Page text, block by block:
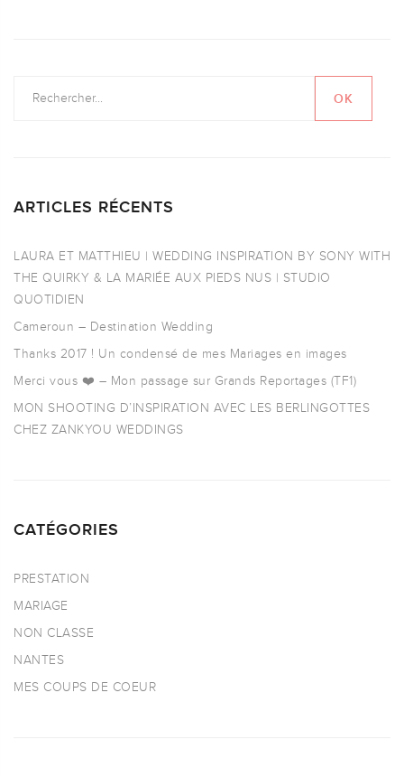
ARTICLES RÉCENTS
LAURA ET MATTHIEU | WEDDING INSPIRATION BY SONY WITH
THE QUIRKY & LA MARIÉE AUX PIEDS NUS | STUDIO
QUOTIDIEN
Cameroun – Destination Wedding
Thanks 2017 ! Un condensé de mes Mariages en images
Merci vous ❤️ – Mon passage sur Grands Reportages (TF1)
MON SHOOTING D’INSPIRATION AVEC LES BERLINGOTTES
CHEZ ZANKYOU WEDDINGS
CATÉGORIES
PRESTATION
MARIAGE
NON CLASSE
NANTES
MES COUPS DE COEUR